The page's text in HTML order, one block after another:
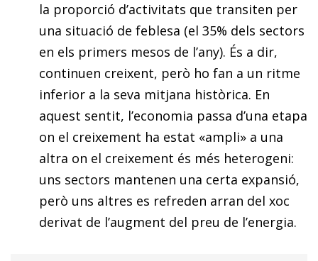
la proporció d’activitats que transiten per
una situació de feblesa (el 35% dels sectors
en els primers mesos de l’any). És a dir,
continuen creixent, però ho fan a un ritme
inferior a la seva mitjana històrica. En
aquest sentit, l’economia passa d’una etapa
on el creixement ha estat «ampli» a una
altra on el creixement és més heterogeni:
uns sectors mantenen una certa expansió,
però uns altres es refreden arran del xoc
derivat de l’augment del preu de l’energia.